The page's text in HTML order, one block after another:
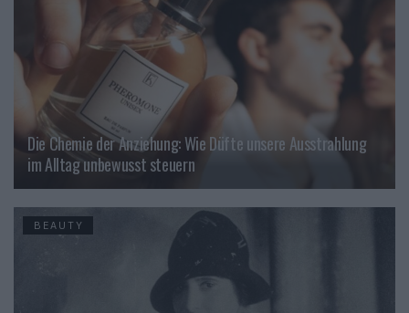
Die Chemie der Anziehung: Wie Düfte unsere Ausstrahlung
im Alltag unbewusst steuern
BEAUTY